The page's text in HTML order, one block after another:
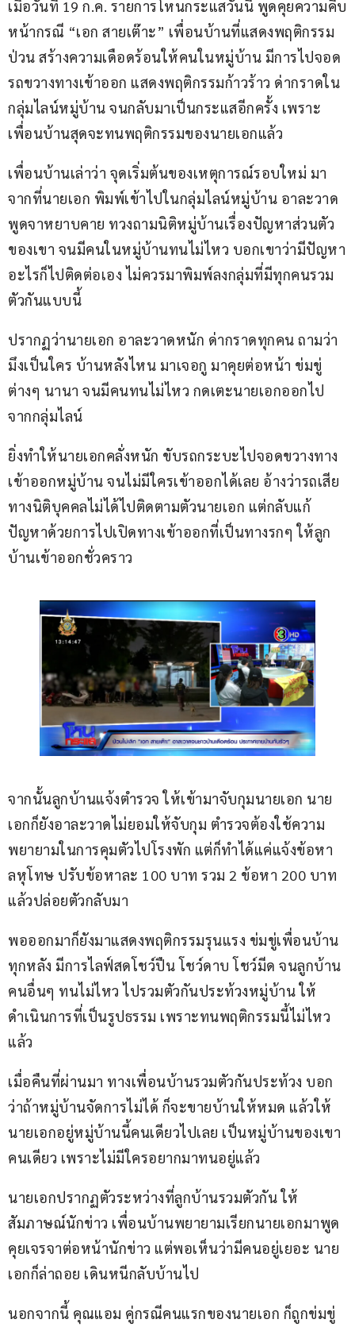
เมื่อวันที่ 19 ก.ค. รายการโหนกระแสวันนี้ พูดคุยความคืบ
หน้ากรณี “เอก สายเต๊าะ” เพื่อนบ้านที่แสดงพฤติกรรม
ป่วน สร้างความเดือดร้อนให้คนในหมู่บ้าน มีการไปจอด
รถขวางทางเข้าออก แสดงพฤติกรรมก้าวร้าว ด่ากราดใน
กลุ่มไลน์หมู่บ้าน จนกลับมาเป็นกระแสอีกครั้ง เพราะ
เพื่อนบ้านสุดจะทนพฤติกรรมของนายเอกแล้ว
เพื่อนบ้านเล่าว่า จุดเริ่มต้นของเหตุการณ์รอบใหม่ มา
จากที่นายเอก พิมพ์เข้าไปในกลุ่มไลน์หมู่บ้าน อาละวาด
พูดจาหยาบคาย ทวงถามนิติหมู่บ้านเรื่องปัญหาส่วนตัว
ของเขา จนมีคนในหมู่บ้านทนไม่ไหว บอกเขาว่ามีปัญหา
อะไรก็ไปติดต่อเอง ไม่ควรมาพิมพ์ลงกลุ่มที่มีทุกคนรวม
ตัวกันแบบนี้
ปรากฏว่านายเอก อาละวาดหนัก ด่ากราดทุกคน ถามว่า
มึงเป็นใคร บ้านหลังไหน มาเจอกู มาคุยต่อหน้า ข่มขู่
ต่างๆ นานา จนมีคนทนไม่ไหว กดเตะนายเอกออกไป
จากกลุ่มไลน์
ยิ่งทำให้นายเอกคลั่งหนัก ขับรถกระบะไปจอดขวางทาง
เข้าออกหมู่บ้าน จนไม่มีใครเข้าออกได้เลย อ้างว่ารถเสีย
ทางนิติบุคคลไม่ได้ไปติดตามตัวนายเอก แต่กลับแก้
ปัญหาด้วยการไปเปิดทางเข้าออกที่เป็นทางรกๆ ให้ลูก
บ้านเข้าออกชั่วคราว
จากนั้นลูกบ้านแจ้งตำรวจ ให้เข้ามาจับกุมนายเอก นาย
เอกก็ยังอาละวาดไม่ยอมให้จับกุม ตำรวจต้องใช้ความ
พยายามในการคุมตัวไปโรงพัก แต่ก็ทำได้แค่แจ้งข้อหา
ลหุโทษ ปรับข้อหาละ 100 บาท รวม 2 ข้อหา 200 บาท
แล้วปล่อยตัวกลับมา
พอออกมาก็ยังมาแสดงพฤติกรรมรุนแรง ข่มขู่เพื่อนบ้าน
ทุกหลัง มีการไลฟ์สดโชว์ปืน โชว์ดาบ โชว์มีด จนลูกบ้าน
คนอื่นๆ ทนไม่ไหว ไปรวมตัวกันประท้วงหมู่บ้าน ให้
ดำเนินการที่เป็นรูปธรรม เพราะทนพฤติกรรมนี้ไม่ไหว
แล้ว
เมื่อคืนที่ผ่านมา ทางเพื่อนบ้านรวมตัวกันประท้วง บอก
ว่าถ้าหมู่บ้านจัดการไม่ได้ ก็จะขายบ้านให้หมด แล้วให้
นายเอกอยู่หมู่บ้านนี้คนเดียวไปเลย เป็นหมู่บ้านของเขา
คนเดียว เพราะไม่มีใครอยากมาทนอยู่แล้ว
นายเอกปรากฏตัวระหว่างที่ลูกบ้านรวมตัวกัน ให้
สัมภาษณ์นักข่าว เพื่อนบ้านพยายามเรียกนายเอกมาพูด
คุยเจรจาต่อหน้านักข่าว แต่พอเห็นว่ามีคนอยู่เยอะ นาย
เอกก็ล่าถอย เดินหนีกลับบ้านไป
นอกจากนี้ คุณแอม คู่กรณีคนแรกของนายเอก ก็ถูกข่มขู่